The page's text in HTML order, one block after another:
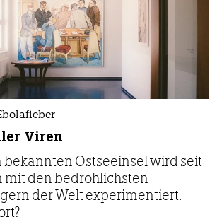
Viren
bekannten Ostseeinsel wird seit
mit den bedrohlichsten
der Welt experimentiert.